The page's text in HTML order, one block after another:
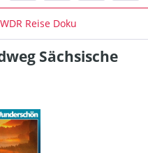
Reise Doku
Sächsische